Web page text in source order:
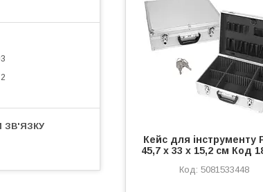
Кейс для інструменту
45,7 x 33 x 15,2 см Код
5081533448